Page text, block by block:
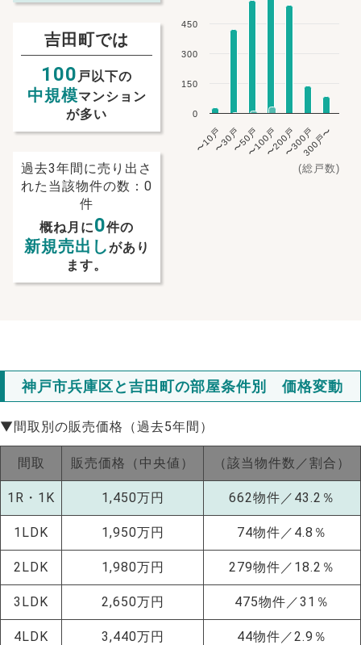
NEW!
NEW!
吉田町では
100 戸以下の
中規模マンション
が多い
過去3年間に売り出さ
れた当該物件の数：0
件
概ね月に0件の
新規売出しがあり
ます。
(総戸数)
〜10戸〜30戸〜50戸〜100戸〜200戸〜300戸300戸〜
0
150
300
450
神戸市兵庫区と吉田町の部屋条件別 価格変動
▼間取別の販売価格（過去5年間）
間取 販売価格（中央値） （該当物件数／割合）
1R・1K 1,450万円 662物件／43.2％
1LDK 1,950万円 74物件／4.8％
2LDK 1,980万円 279物件／18.2％
3LDK 2,650万円 475物件／31％
4LDK 3,440万円 44物件／2.9％